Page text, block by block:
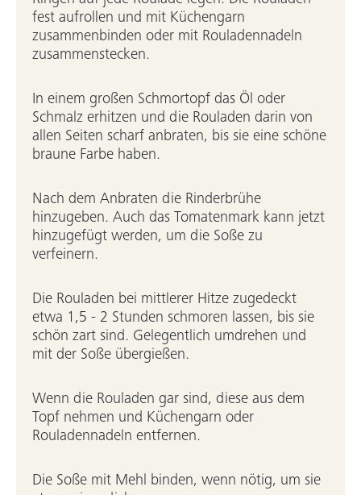
fest aufrollen und mit Küchengarn
zusammenbinden oder mit Rouladennadeln
zusammenstecken.
In einem großen Schmortopf das Öl oder
Schmalz erhitzen und die Rouladen darin von
allen Seiten scharf anbraten, bis sie eine schöne
braune Farbe haben.
Nach dem Anbraten die Rinderbrühe
hinzugeben. Auch das Tomatenmark kann jetzt
hinzugefügt werden, um die Soße zu
verfeinern.
Die Rouladen bei mittlerer Hitze zugedeckt
etwa 1,5 - 2 Stunden schmoren lassen, bis sie
schön zart sind. Gelegentlich umdrehen und
mit der Soße übergießen.
Wenn die Rouladen gar sind, diese aus dem
Topf nehmen und Küchengarn oder
Rouladennadeln entfernen.
Die Soße mit Mehl binden, wenn nötig, um sie